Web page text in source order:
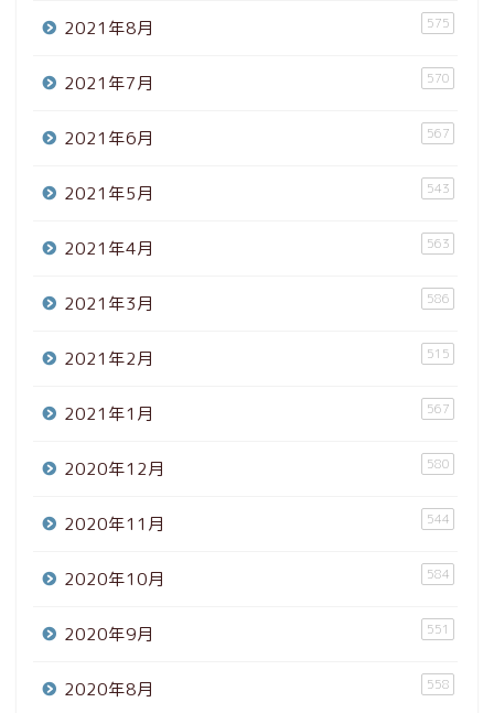
2021年8月 575
2021年7月 570
2021年6月 567
2021年5月 543
2021年4月 563
2021年3月 586
2021年2月 515
2021年1月 567
2020年12月 580
2020年11月 544
2020年10月 584
2020年9月 551
2020年8月 558